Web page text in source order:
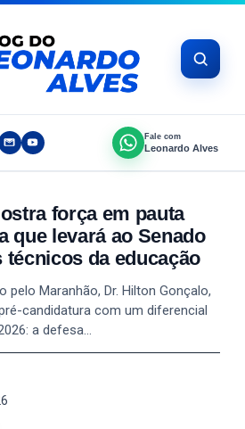
Fale com
Leonardo Alves
força em pauta
que levará ao Senado
da educação
pelo Maranhão, Dr. Hilton Gonçalo,
candidatura com um diferencial
a defesa…